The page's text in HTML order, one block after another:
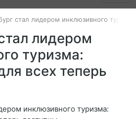
стал лидером инклюзивного
лидером
туризма:
всех теперь